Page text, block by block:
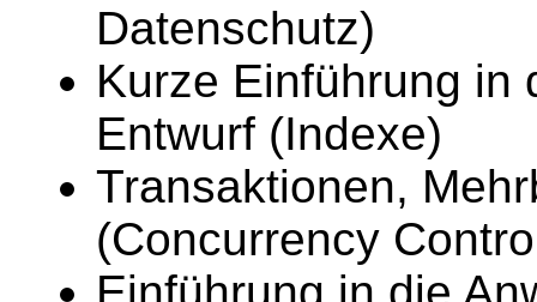
Datenschutz)
Kurze Einführung in
Entwurf (Indexe)
Transaktionen,
(Concurrency
Einführung in die